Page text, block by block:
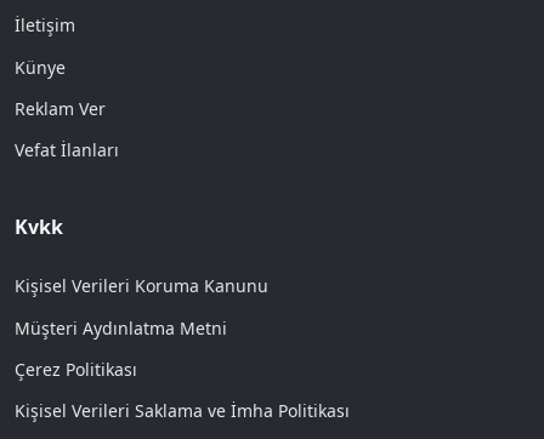
İletişim
Künye
Reklam Ver
Vefat İlanları
Kvkk
Kişisel Verileri Koruma Kanunu
Müşteri Aydınlatma Metni
Çerez Politikası
Kişisel Verileri Saklama ve İmha Politikası